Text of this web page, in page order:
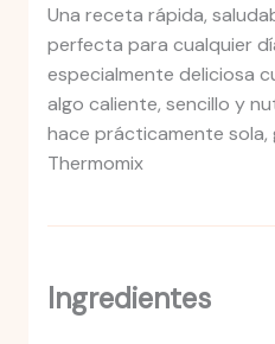
Una receta rápida,
perfecta para cualquier
especialmente deliciosa
algo caliente, sencillo y
hace prácticamente sola,
Thermomix
Ingredientes